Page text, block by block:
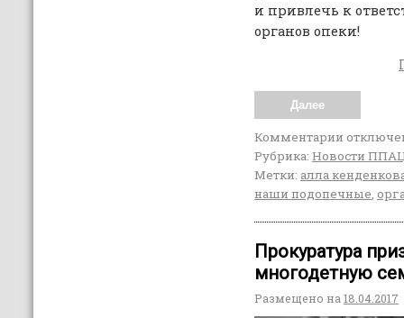
и привлечь к
органов опеки!
Далее
Комментарии
Рубрика: Новости
Метки: алла
наши подопечные,
Прокуратура
многодетную
Размещено на 18.04.2017